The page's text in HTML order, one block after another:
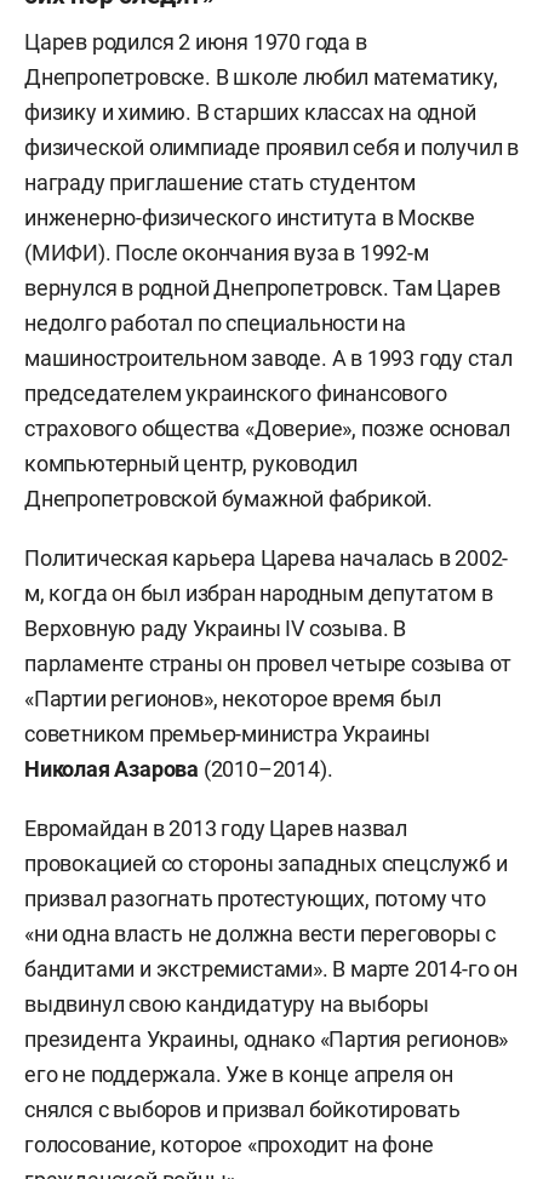
Царев родился 2 июня 1970 года в
Днепропетровске. В школе любил математику,
физику и химию. В старших классах на одной
физической олимпиаде проявил себя и получил в
награду приглашение стать студентом
инженерно-физического института в Москве
(МИФИ). После окончания вуза в 1992-м
вернулся в родной Днепропетровск. Там Царев
недолго работал по специальности на
машиностроительном заводе. А в 1993 году стал
председателем украинского финансового
страхового общества «Доверие», позже основал
компьютерный центр, руководил
Днепропетровской бумажной фабрикой.
Политическая карьера Царева началась в 2002-
м, когда он был избран народным депутатом в
Верховную раду Украины IV созыва. В
парламенте страны он провел четыре созыва от
«Партии регионов», некоторое время был
советником премьер-министра Украины
Николая Азарова (2010–2014).
Евромайдан в 2013 году Царев назвал
провокацией со стороны западных спецслужб и
призвал разогнать протестующих, потому что
«ни одна власть не должна вести переговоры с
бандитами и экстремистами». В марте 2014-го он
выдвинул свою кандидатуру на выборы
президента Украины, однако «Партия регионов»
его не поддержала. Уже в конце апреля он
снялся с выборов и призвал бойкотировать
голосование, которое «проходит на фоне